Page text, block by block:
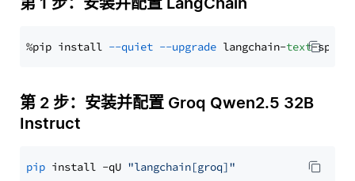
%pip install --quiet --upgrade langchain-text
第 2 步：安装并配置 Groq Qwen2.5 32B
Instruct
pip install -qU "langchain[groq]"